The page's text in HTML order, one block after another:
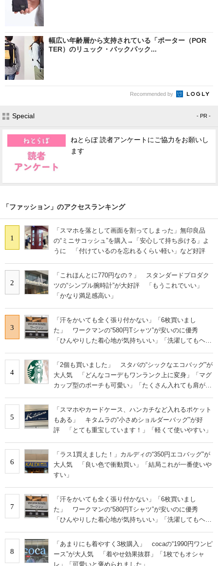
幅広い年齢層から支持されている「ポーター（POR
TER）のリュック・バックパック...
Recommended by
Special - PR -
ねとらぼ 読者アンケートにご協力をお願いし
ます
「ファッション」のアクセスランキング
1
「スマホを落として画面を割ってしまった」無印良品
の“ミニサコッシュ”を購入→「安心して持ち歩ける」よ
うに 「付けているのを忘れるくらい軽い」など好評
2
「これほんとに770円なの？」 スタンダードプロダク
ツの“シンプル腕時計”が大好評 「もうこれでいい」
「かなり満足感高い」
3
「汗をかいても全く張り付かない」「6枚買いまし
た」 ワークマンの“580円Tシャツ”が安いのに優秀
「ひんやりした着心地が気持ちいい」「洗濯してもヘタ
4
「2個も買いました」 スタバの“シックなエコバッグ”が
大人気 「どんなコーデもワンランク上に変身」「マグ
カップ型のポーチも可愛い」「たくさん入れても肩が痛
5
「スマホやカードケース、ハンカチなど入れるポケット
もある」 キタムラの“小さめショルダーバッグ”が好
評 「とても重宝しています！」「軽くて使いやすい」
6
「ラス1買えました！」カルディの“350円エコバッグ”が
大人気 「良い色で衝動買い」「結局これが一番使いや
すい」
7
「汗をかいても全く張り付かない」「6枚買いまし
た」 ワークマンの“580円Tシャツ”が安いのに優秀
「ひんやりした着心地が気持ちいい」「洗濯してもヘタ
8
「あまりにも着やすく3枚購入」 cocaの“1990円ワンピ
ース”が大人気 「着やせ効果抜群」「1枚でもオシャ
レ」「可愛いと褒められました」